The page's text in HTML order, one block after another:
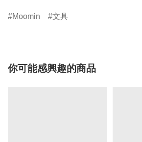
Moomin 文具
你可能感興趣的商品